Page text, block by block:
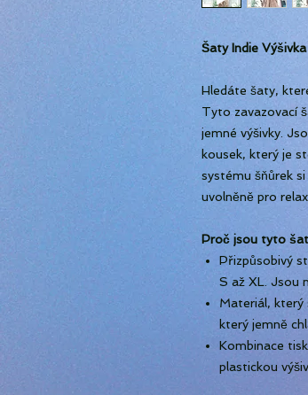
Šaty Indie
Hledáte šaty,
Tyto zavazovací
jemné výšivky.
kousek, který je
systému šňůrek
uvolněně pro
Proč jsou tyto
Přizpůsobivý
S až XL. Jsou
Materiál, který
který jemně
Kombinace
plastickou